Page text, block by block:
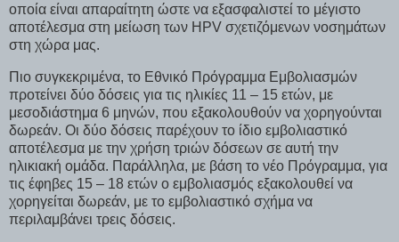
οποία είναι απαραίτητη ώστε να εξασφαλιστεί το μέγιστο
αποτέλεσμα στη μείωση των HPV σχετιζόμενων νοσημάτων
στη χώρα μας.
Πιο συγκεκριμένα, το Εθνικό Πρόγραμμα Εμβολιασμών
προτείνει δύο δόσεις για τις ηλικίες 11 – 15 ετών, με
μεσοδιάστημα 6 μηνών, που εξακολουθούν να χορηγούνται
δωρεάν. Οι δύο δόσεις παρέχουν το ίδιο εμβολιαστικό
αποτέλεσμα με την χρήση τριών δόσεων σε αυτή την
ηλικιακή ομάδα. Παράλληλα, με βάση το νέο Πρόγραμμα, για
τις έφηβες 15 – 18 ετών ο εμβολιασμός εξακολουθεί να
χορηγείται δωρεάν, με το εμβολιαστικό σχήμα να
περιλαμβάνει τρεις δόσεις.